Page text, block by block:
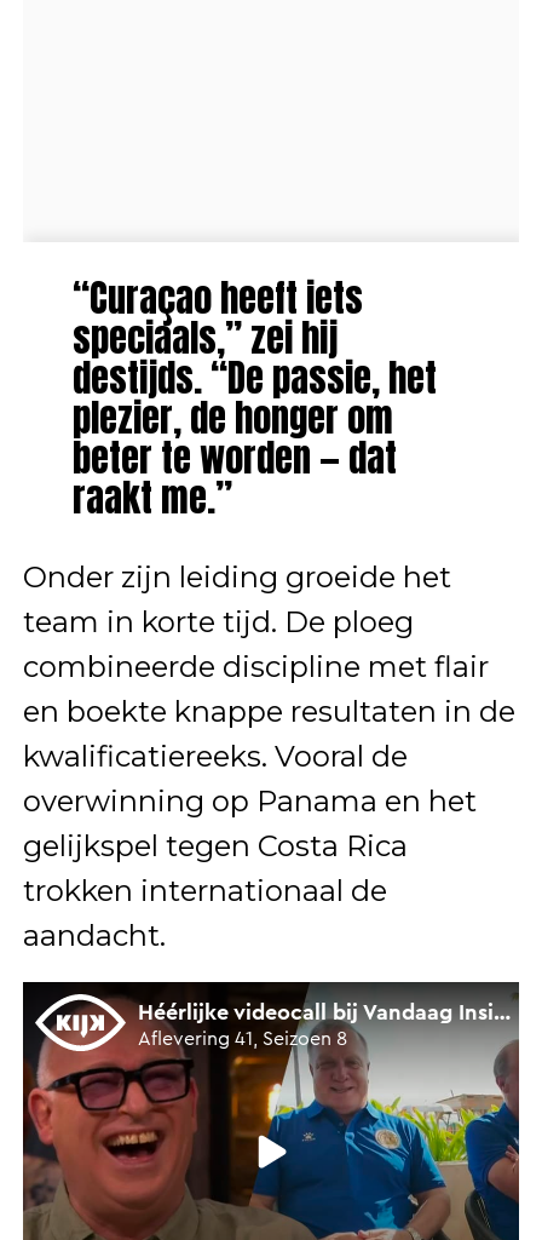
“Curaçao heeft iets
speciaals,” zei hij
destijds. “De passie, het
plezier, de honger om
beter te worden — dat
raakt me.”
Onder zijn leiding groeide het
team in korte tijd. De ploeg
combineerde discipline met flair
en boekte knappe resultaten in de
kwalificatiereeks. Vooral de
overwinning op Panama en het
gelijkspel tegen Costa Rica
trokken internationaal de
aandacht.